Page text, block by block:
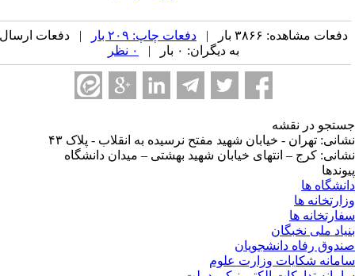
دفعات مشاهده: ۳۸۶۶ بار | دفعات چاپ: ۲۰۹ بار
| دفعات ارسال
به دیگران: ۰ بار |
در نقشه
تهران - خیابان شهید مفتح نرسیده به انقلاب - پلاک ۴۳
کرج – انتهای خیابان شهید بهشتی – میدان دانشگاه
ها
ها
ها
ملی نخبگان
رفاه دانشجویان
شکایات وزارت علوم